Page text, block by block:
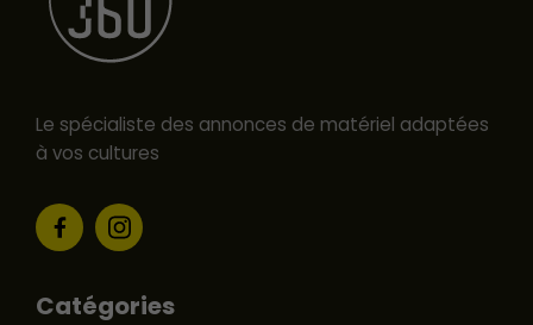
Le spécialiste des annonces de matériel adaptées
à vos cultures
Catégories